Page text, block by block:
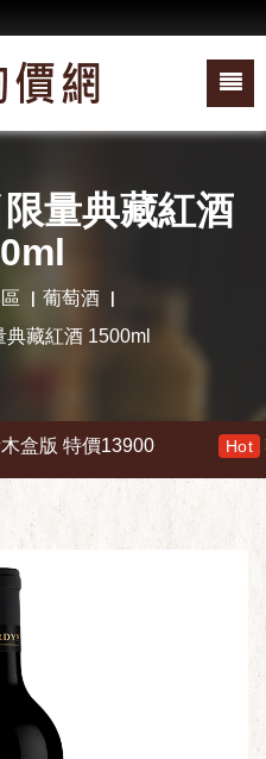
量典藏紅酒
葡萄酒
藏紅酒 1500ml
特價13900 響